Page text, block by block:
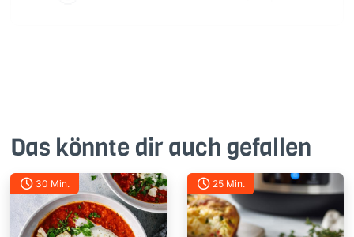
Das könnte dir auch gefallen
30 Min. 25 Min.